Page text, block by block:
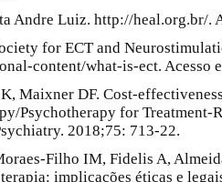
Andre Luiz. http://heal.org.br/.
for ECT and
content/what-is-ect. Acesso
Maixner DF. Cost-
Psychotherapy for Treatment-
2018;75: 713-22.
Filho IM, Fidelis A,
implicações éticas e